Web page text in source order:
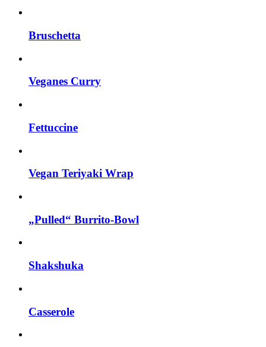
Bruschetta
Veganes Curry
Fettuccine
Vegan Teriyaki Wrap
„Pulled“ Burrito-Bowl
Shakshuka
Casserole